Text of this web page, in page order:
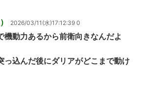
2026/03/11(水)17:12:39 0
機動力あるから前衛向きなんだよ
っ込んだ後にダリアがどこまで動け